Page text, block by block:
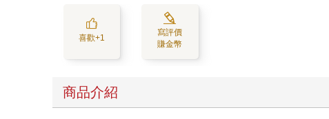
喜歡+1
寫評價
賺金幣
商品介紹